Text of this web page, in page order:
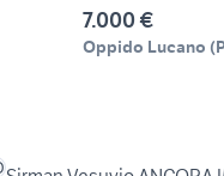
7.000 €
Oppido Lucano (